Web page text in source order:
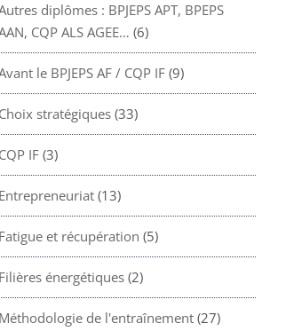
diplômes : BPJEPS APT, BPEPS
CQP ALS AGEE… (6)
le BPJEPS AF / CQP IF(9)
Choix stratégiques(33)
CQP IF(3)
Entrepreneuriat(13)
Fatigue et récupération (5)
Filières énergétiques(2)
Méthodologie de l'entraînement(27)